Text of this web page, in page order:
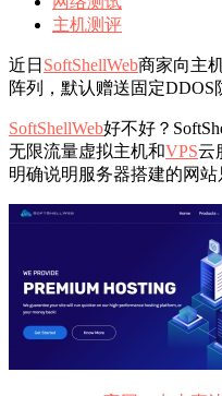
主机测评
近日 SoftShellWeb商家向主
阵列，默认赠送固定
SoftShellWeb好不好？
无限流量虚拟主机和VPS云
明确说明服务器搭建的网站